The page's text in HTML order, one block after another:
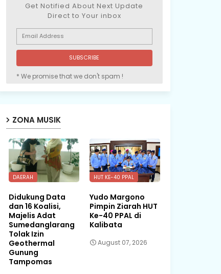
Get Notified About Next Update
Direct to Your inbox
* We promise that we don't spam !
ZONA MUSIK
DAERAH
Didukung Data
dan 16 Koalisi,
Majelis Adat
Sumedanglarang
Tolak Izin
Geothermal
Gunung
Tampomas
HUT KE-40 PPAL
Yudo Margono
Pimpin Ziarah HUT
Ke-40 PPAL di
Kalibata
August 07, 2026